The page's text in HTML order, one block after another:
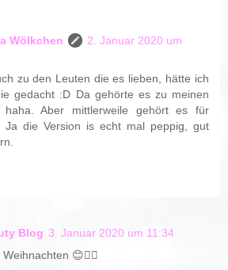
Wölkchen
2. Januar 2020 um
zu den Leuten die es lieben, hätte ich
gedacht :D Da gehörte es zu meinen
haha. Aber mittlerweile gehört es für
Ja die Version is echt mal peppig, gut
Blog 3. Januar 2020 um 11:34
😊👍🏼